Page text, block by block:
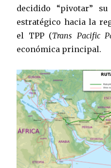
decidido “pivotar”
estratégico hacia la
el TPP (Trans Pacific
económica principal.